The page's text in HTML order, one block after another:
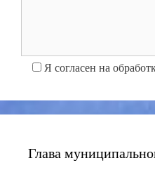
Я согласен на
Глава